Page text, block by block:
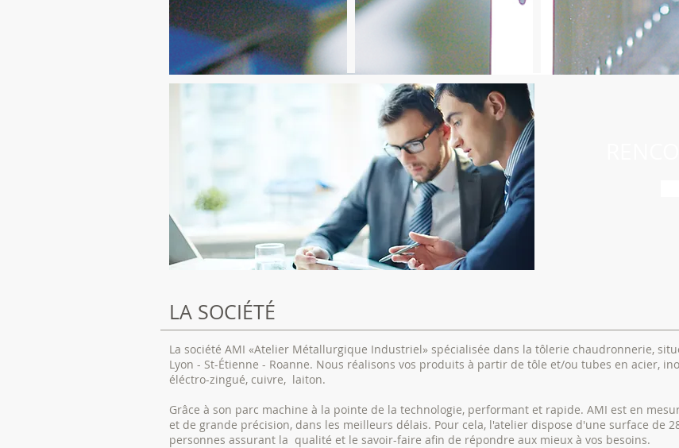
LA SOCIÉTÉ
La société AMI «Atelier Métallurgique Industriel» spécialisée dans la tôlerie chaudronnerie,
Lyon - St-Étienne - Roanne. Nous réalisons vos produits à partir de tôle et/ou tubes en acier,
éléctro-zingué, cuivre, laiton.
Grâce à son parc machine à la pointe de la technologie, performant et rapide. AMI est en
et de grande précision, dans les meilleurs délais. Pour cela, l'atelier dispose d'une surface de
personnes assurant la qualité et le savoir-faire afin de répondre aux mieux à vos besoins.